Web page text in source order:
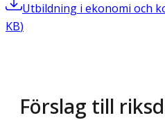
Utbildning i ekonomi och
KB)
Förslag till